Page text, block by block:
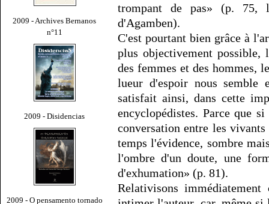
2009 - Archives Bernanos
n°11
2009 - Disidencias
2009 - O pensamento tornado
trompant de pas» (p. 75,
d'Agamben).
C'est pourtant bien grâce à
plus objectivement possible,
des femmes et des hommes,
lueur d'espoir nous semble
satisfait ainsi, dans cette
encyclopédistes. Parce que
conversation entre les
temps l'évidence, sombre
l'ombre d'un doute, une
d'exhumation» (p. 81).
Relativisons